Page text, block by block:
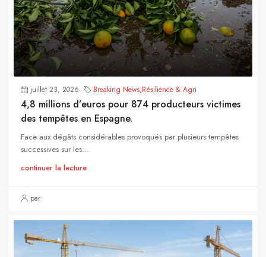
juillet 23, 2026 Breaking News,Résilience & Agri
4,8 millions d’euros pour 874 producteurs victimes
des tempêtes en Espagne.
Face aux dégâts considérables provoqués par plusieurs tempêtes
successives sur les...
continuer la lecture
par